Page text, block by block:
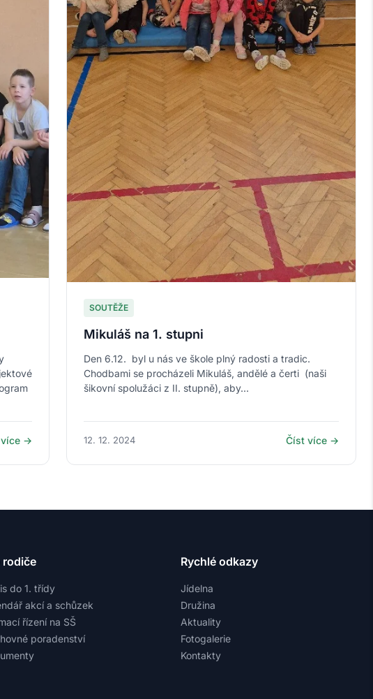
→
SOUTĚŽE
Mikuláš na 1. stupni
Den 6.12. byl u nás ve škole plný radosti a tradic.
Chodbami se procházeli Mikuláš, andělé a čerti (naši
šikovní spolužáci z II. stupně), aby...
12. 12. 2024 Číst více →
rodiče
do 1. třídy
akcí a schůzek
řízení na SŠ
poradenství
Rychlé odkazy
Jídelna
Družina
Aktuality
Fotogalerie
Kontakty